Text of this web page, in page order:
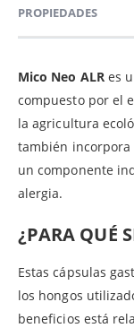
PROPIEDADES
Mico Neo ALR es
compuesto por el
la agricultura
también incorpora
un componente
alergia.
¿PARA QUÉ
Estas cápsulas
los hongos
beneficios está